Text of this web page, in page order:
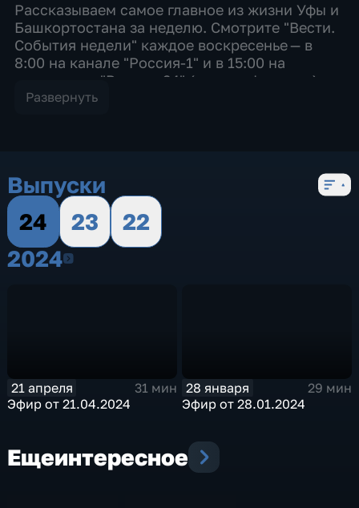
Рассказываем самое главное из жизни Уфы и
Башкортостана за неделю. Смотрите "Вести.
События недели" каждое воскресенье — в
8:00 на канале "Россия-1" и в 15:00 на
телеканале "Россия-24" (время уфимское).
Развернуть
Выпуски
24
23
22
20242024
21 апреля
31 мин
Эфир от 21.04.2024
28 января
29 мин
Эфир от 28.01.2024
Ещеинтересное